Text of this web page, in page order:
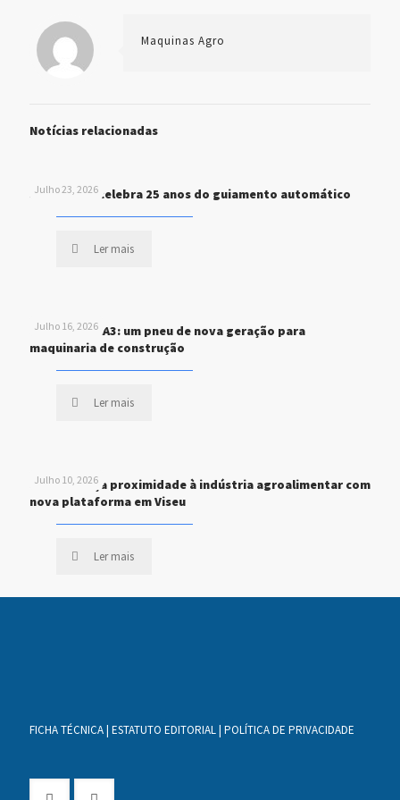
Maquinas Agro
Notícias relacionadas
Julho 23, 2026
John Deere celebra 25 anos do guiamento automático
Ler mais
Julho 16, 2026
MICHELIN XHA3: um pneu de nova geração para
maquinaria de construção
Ler mais
Julho 10, 2026
STEF reforça proximidade à indústria agroalimentar com
nova plataforma em Viseu
Ler mais
FICHA TÉCNICA| ESTATUTO EDITORIAL| POLÍTICA DE PRIVACIDADE